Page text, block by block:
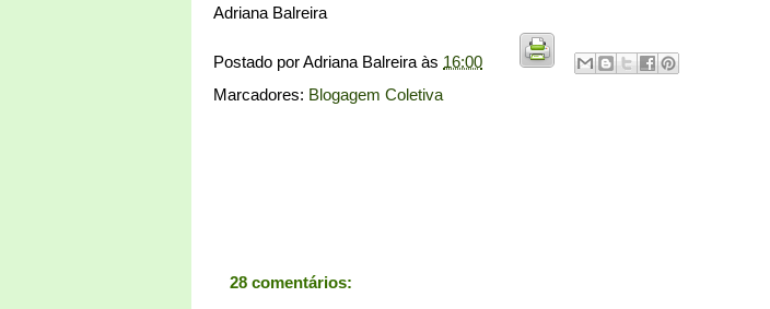
Adriana Balreira
Postado porAdriana Balreira às 16:00
Marcadores: Blogagem Coletiva
28 comentários: